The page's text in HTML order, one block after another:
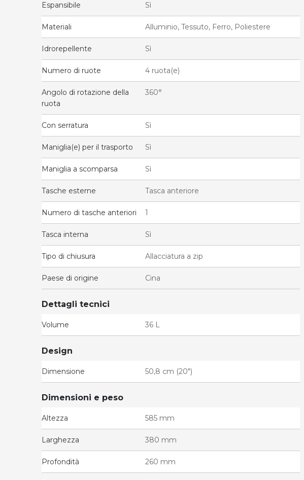
Espansibile Sì
Materiali Alluminio, Tessuto, Ferro, Poliestere
Idrorepellente Sì
Numero di ruote 4 ruota(e)
Angolo di rotazione della
ruota
360°
Con serratura Sì
Maniglia(e) per il trasporto Sì
Maniglia a scomparsa Sì
Tasche esterne Tasca anteriore
Numero di tasche anteriori 1
Tasca interna Sì
Tipo di chiusura Allacciatura a zip
Paese di origine Cina
Dettagli tecnici
Volume 36 L
Design
Dimensione 50,8 cm (20")
Dimensioni e peso
Altezza 585 mm
Larghezza 380 mm
Profondità 260 mm